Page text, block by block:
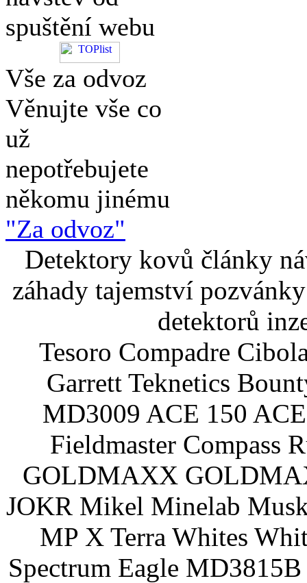
spuštění webu
Vše za odvoz
Věnujte vše co
už
nepotřebujete
někomu jinému
"Za odvoz"
Detektory kovů články
záhady tajemství
detektorů
Tesoro Compadre
Garrett Teknetics
MD3009 ACE 150
Fieldmaster Compass
GOLDMAXX
JOKR Mikel Minelab
MP X Terra Whites
Spectrum Eagle